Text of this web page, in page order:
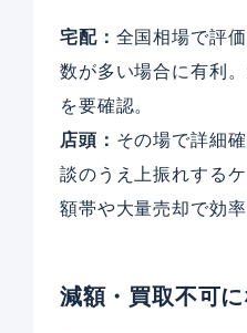
宅配： 全国相場で評
数が多い場合に有利
を要確認。
店頭： その場で詳細
談のうえ上振れする
額帯や大量売却で効率
減額・買取不可